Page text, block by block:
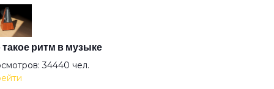
кроме тебя
песня
такое ритм в музыке
34440 чел.